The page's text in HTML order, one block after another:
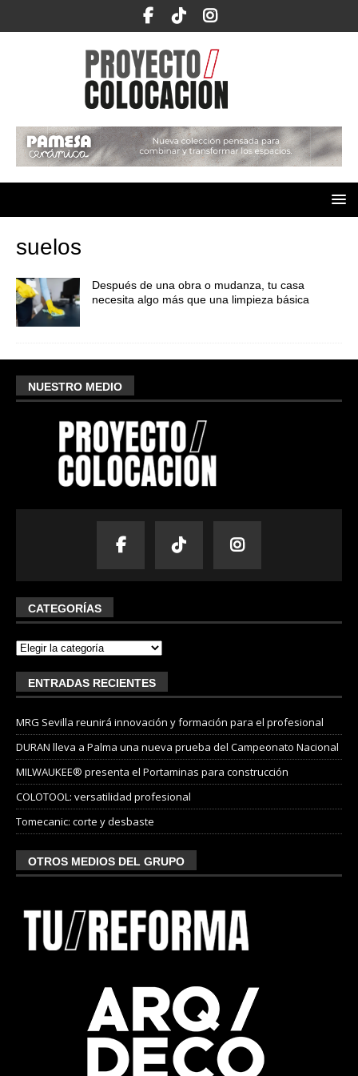
suelos
Después de una obra o mudanza, tu casa
necesita algo más que una limpieza básica
NUESTRO MEDIO
CATEGORÍAS
ENTRADAS RECIENTES
MRG Sevilla reunirá innovación y formación para el profesional
DURAN lleva a Palma una nueva prueba del Campeonato Nacional
MILWAUKEE® presenta el Portaminas para construcción
COLOTOOL: versatilidad profesional
Tomecanic: corte y desbaste
OTROS MEDIOS DEL GRUPO